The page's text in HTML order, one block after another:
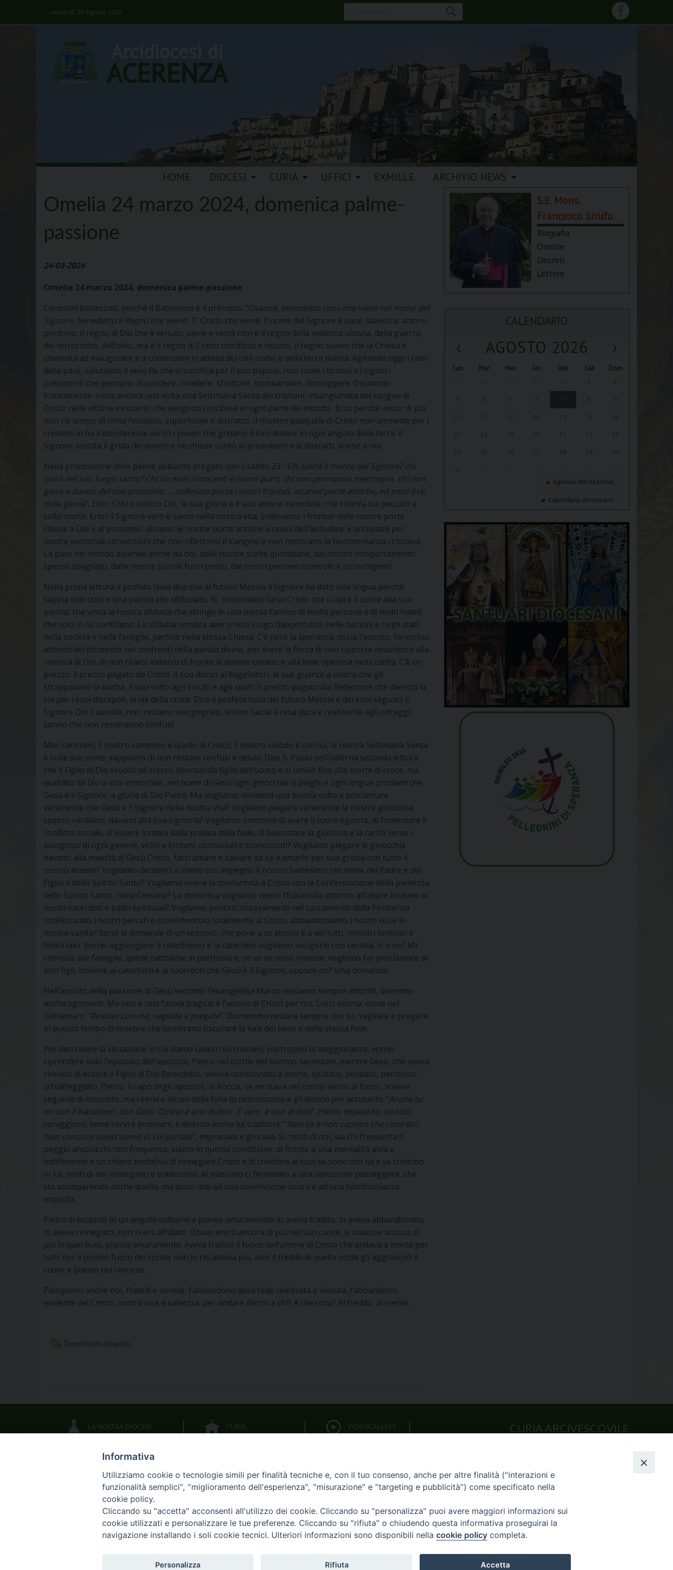
venerdì, 07 Agosto 2026
ACERENZA
content
HOME DIOCESI CURIA UFFICI 8XMILLE ARCHIVIO NEWS
Omelia 24 marzo 2024, domenica palme-
passione
24-03-2024
Omelia 24 marzo 2024, domenica palme-passione
Carissimi battezzati, perché il Battesimo è il principio: “Osanna, benedetto colui che viene nel nome del
Signore, benedetto il Regno che viene”. E’ Cristo che viene. Il nome del Signore è pace, salvezza, amore,
perdono. Il regno di Dio che è venuto, viene e verrà non è il regno della violenza umana, della guerra,
del terrorismo, dell’odio, ma è il regno di Cristo crocifisso e risorto, il regno nuovo che la Chiesa è
chiamata ad inaugurare e a continuare in attesa dei cieli nuovi e della terra nuova. Agitando oggi i rami
della pace, salutiamo il vero Re che si sacrifica per il suo popolo, non come i tiranni e i signori
prepotenti che pensano di uccidere, invadere, sfruttare, bombardare, distruggere. Diciamolo
francamente: inizia ancora una volta una Settimana Santa dei cristiani, insanguinata del sangue di
Cristo nelle vittime innocenti che vengono crocifisse in ogni parte del mondo. Ecco perché ancor di più
non c’è tempo di clima festaiolo, superficiale e distratto. Il mistero pasquale di Cristo non ammette per i
credenti in lui il disinteresse verso i poveri che gridano il loro dolore in ogni angolo della terra: il
Signore ascolta il grido dei poveri e ne chiede conto ai prepotenti e ai distratti, anche a noi.
Nella processione delle palme abbiamo pregato con il salmo 23: “Chi salirà il monte del Signore? chi
starà nel suo luogo santo? Chi ha mani innocenti e cuore puro, chi non pronunzia menzogna, chi non
giura a danno del suo prossimo, … sollevate porte i vostri frontali, alzatevi porte antiche, ed entri il re
della gloria”. Entri Cristo nostro Dio, la sua gloria è il suo amore invincibile, che trionfa sul peccato e
sulla morte. Entri il Signore vero e santo nella nostra vita. Solleviamo i frontali delle nostre porte
chiuse a Dio e al prossimo, alziamo le nostre porte antiche a causa dell’abitudine e antiquate per
nostre personali convinzioni che non riflettono il Vangelo e non mostrano la testimonianza cristiana.
La pace nel mondo dipende anche da noi, dalle nostre scelte quotidiane, dal nostro comportamento
spesso sbagliato, dalle nostre parole fuori posto, dai nostri pensieri sconvolti e sconvolgenti.
Nella prima lettura il profeta Isaia dice che al futuro Messia il Signore ha dato una lingua perché
sappia indirizzare una parola allo sfiduciato. Sì, invochiamo Gesù Cristo che ci apra il cuore alla sua
parola, che vinca la nostra sfiducia che stringe in una morsa l’animo di molte persone e di molti fedeli,
che solo in lui confidano. La sfiducia sembra aver preso luogo dappertutto, nelle nazioni e negli stati,
nella società e nelle famiglie, perfino nella stessa Chiesa. C’è però la speranza, ossia l’ascolto, l’orecchio
attento del discepolo nei confronti della parola divina, per avere la forza di non opporre resistenza alla
volontà di Dio, di non tirarsi indietro di fronte al dovere umano e alla fede operosa nella carità. C’è un
prezzo: il prezzo pagato da Cristo. Il suo dorso ai flagellatori, le sue guance a coloro che gli
strappavano la barba, il suo volto agli insulti e agli sputi. Il prezzo pagato dal Redentore che diventa la
via per i suoi discepoli, la via della croce. Dice il profeta Isaia del futuro Messia e dei suoi seguaci: Il
Signore Dio li assiste, non restano svergognati, la loro faccia è resa dura e resistente agli oltraggi,
sanno che non resteranno confusi.
Miei carissimi, il nostro cammino è quello di Cristo, il nostro sinodo è con lui, la nostra Settimana Santa
è sulle sue orme: sappiamo di non restare confusi e delusi. Dice S. Paolo nell’odierna seconda lettura
che il Figlio di Dio svuotò sé stesso diventando figlio dell’uomo e si umiliò fino alla morte di croce, ma
esaltato da Dio a vita immortale, nel nome di Gesù ogni ginocchio si pieghi e ogni lingua proclami che
Gesù è il Signore, a gloria di Dio Padre. Ma vogliamo deciderci una buona volta a proclamare
veramente che Gesù è il Signore della nostra vita? vogliamo piegare veramente le nostre ginocchia,
spesso vacillanti, davanti alla sua signoria? Vogliamo smettere di avere il cuore egoista, di fomentare il
conflitto sociale, di essere lontani dalla pratica della fede, di boicottare la giustizia e la carità verso i
bisognosi di ogni genere, vicini e lontani, conosciuti e sconosciuti? Vogliamo piegare le ginocchia
davanti alla maestà di Gesù Cristo, farci amare e salvare da lui e amarlo per sua grazia con tutto il
nostro essere? Vogliamo deciderci a vivere con impegno il nostro battesimo nel nome del Padre e del
Figlio e dello Spirito Santo? Vogliamo vivere la conformità a Cristo con la Confermazione della pienezza
dello Spirito Santo, nella Cresima? La domenica vogliamo vivere l’Eucaristia attorno all’altare insieme ai
nostri sacerdoti e padri spirituali? Vogliamo pentirci sinceramente nel sacramento della Penitenza
confessando i nostri peccati e convertendoci totalmente al Cristo, abbandonando i nostri vizi e le
nostre vanità? Sono le domande di un vescovo, che pone a se stesso e a voi tutti, ministri ordinati e
fedeli laici. Vorrei aggiungere: il catechismo e la catechesi vogliamo svolgerle con serietà, si o no? Mi
riferisco alle famiglie, quelle cattoliche in particolare, se ve ne sono rimaste: vogliono far proclamare ai
loro figli, insieme ai catechisti e ai sacerdoti che Gesù è il Signore, oppure no? Una domanda.
Nell’ascolto della passione di Gesù secondo l’evangelista Marco restiamo sempre attoniti, diremmo
anche sgomenti. Ma non è una favola tragica: è l’amore di Cristo per noi. Lui ci esorta, come nel
Getsemani: “Restate con me, vegliate e pregate”. Dovremmo restare sempre con lui, vegliare e pregare
in questo tempo di tenebre che sembrano oscurare la luce del bene e della stessa fede.
Per descrivere la situazione in cui siamo caduti noi cristiani, purtroppo la maggioranza, vorrei
riprendere solo l’episodio dell’apostolo Pietro nel cortile del sommo sacerdote, mentre Gesù, che aveva
rivelato di essere il Figlio di Dio Benedetto, veniva condannato a morte, sputato, bendato, percosso,
schiaffeggiato. Pietro, il capo degli apostoli, la Roccia, se ne stava nel cortile vicino al fuoco, voleva
seguirlo di nascosto, ma i servi e alcuni della folla lo riconoscono e gli dicono per accusarlo: “Anche tu
eri con il Nazareno, con Gesù. Costui è uno di loro. È vero, è uno di loro”. Pietro impaurito, lui così
coraggioso, teme servi e popolani, e diventa anche lui traditore: “Non so e non capisco che cosa dici.
Non conosco quest’uomo di cui parlate”, imprecava e giurava. Sì, molti di noi, sia chi frequenta e
peggio ancora chi non frequenta, siamo in questa condizione: di fronte a una mentalità atea e
indifferente e un chiaro tentativo di rinnegare Cristo e di chiedere ai suoi se sono con lui e se credono
in lui, molti di noi rinnegano e tradiscono. Al massimo ci fermiamo a una devozione passeggera, che
sta scomparendo anche quella, ma quasi mai ad una convinzione sicura e ad una testimonianza
esplicita.
Pietro si accasciò in un angolo solitario e pianse amaramente: lo aveva tradito, lo aveva abbandonato,
lo aveva rinnegato, non si era affidato. Il buio entrò ancora di più nel suo cuore, si nascose ancora di
più in quel buio, pianse amaramente. Aveva tradito il fuoco dell’amore di Cristo che andava a morte per
tutti noi: il piccolo fuoco del cortile non lo riscaldava più, anzi il freddo di quella notte gli agghiacciò il
cuore e pianse nel rimorso.
Piangiamo anche noi, fratelli e sorelle, l’abbandono della fede celebrata e vissuta, l’abbandono
evidente del Cristo, nostra luce e salvezza: per andare dietro a chi? A che cosa? Al freddo, al niente.
Download allegato
S.E. Mons.
Francesco Sirufo
CALENDARIO
‹ AGOSTO 2026 ›
Lun Mar Mer Gio Ven Sab Dom
Agenda del Vescovo
Calendario diocesano
LA NOSTRA DIOCESI
IL VESCOVO
CALENDARIO DIOCESANO
CURIA
LITURGIA DELLE ORE
BIBBIA CEI ON LINE
VIDEOGALLERY CURIA ARCIVESCOVILE
curia.acerenza@tiscali.it
HOME UFFICI ARCHIVIO NEWS
Informativa
Utilizziamo cookie o tecnologie simili per finalità tecniche e, con il tuo consenso, anche per altre finalità ("interazioni e
funzionalità semplici", "miglioramento dell'esperienza", "misurazione" e "targeting e pubblicità") come specificato nella
cookie policy.
Cliccando su "accetta" acconsenti all'utilizzo dei cookie. Cliccando su "personalizza" puoi avere maggiori informazioni sui
cookie utilizzati e personalizzare le tue preferenze. Cliccando su "rifiuta" o chiudendo questa informativa proseguirai la
navigazione installando i soli cookie tecnici. Ulteriori informazioni sono disponibili nella cookie policy completa.
Personalizza Rifiuta Accetta